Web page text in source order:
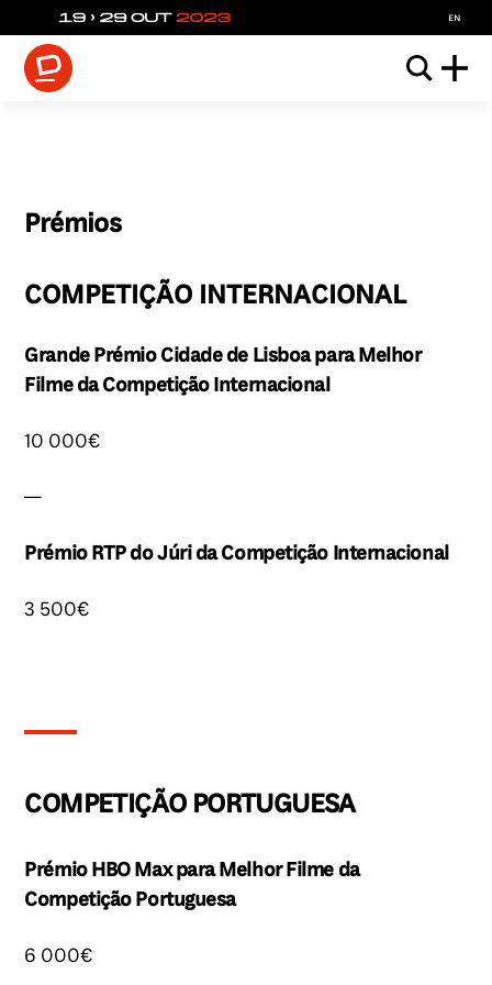
en
Prémios
COMPETIÇÃO INTERNACIONAL
Grande Prémio Cidade de Lisboa para Melhor
Filme da Competição Internacional
10 000€
—
Prémio RTP do Júri da Competição Internacional
3 500€
COMPETIÇÃO PORTUGUESA
Prémio HBO Max para Melhor Filme da
Competição Portuguesa
6 000€